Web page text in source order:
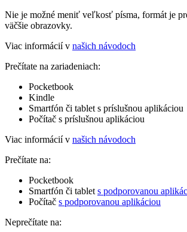
Nie je možné meniť veľkosť písma, formát je
väčšie obrazovky.
Viac informácií v našich návodoch
Prečítate na zariadeniach:
Pocketbook
Kindle
Smartfón či tablet s príslušnou aplikáciou
Počítač s príslušnou aplikáciou
Viac informácií v našich návodoch
Prečítate na:
Pocketbook
Smartfón či tablet s podporovanou
Počítač s podporovanou aplikáciou
Neprečítate na: